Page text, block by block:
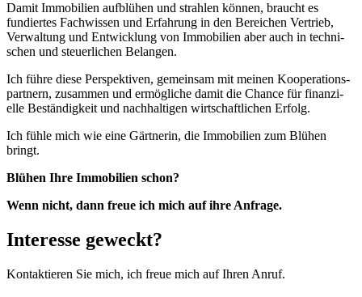
Damit Immo­bi­lien aufblühen und strahlen können, braucht es
fundiertes Fach­wissen und Erfah­rung in den Berei­chen Vertrieb,
Verwal­tung und Entwick­lung von Immo­bi­lien aber auch in tech­ni­
schen und steu­er­li­chen Belangen.
Ich führe diese Perspek­tiven, gemeinsam mit meinen Koope­ra­ti­ons­
part­nern, zusammen und ermög­liche damit die Chance für finan­zi­
elle Bestän­dig­keit und nach­hal­tigen wirt­schaft­li­chen Erfolg.
Ich fühle mich wie eine Gärt­nerin, die Immo­bi­lien zum Blühen
bringt.
Blühen Ihre Immo­bi­lien schon?
Wenn nicht, dann freue ich mich auf ihre Anfrage.
Inter­esse geweckt?
Kontak­tieren Sie mich, ich freue mich auf Ihren Anruf.